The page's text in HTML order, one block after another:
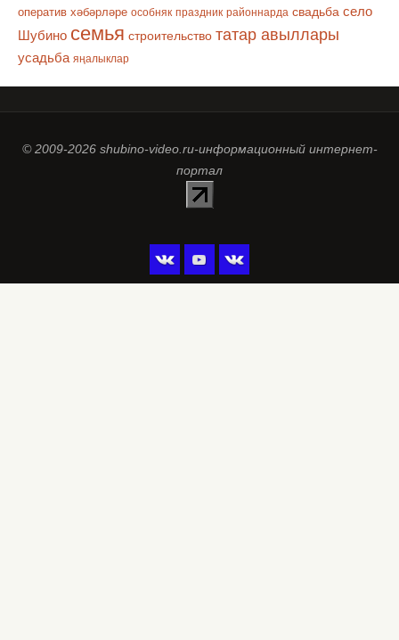
оператив хәбәрләре особняк праздник районнарда свадьба село
Шубино семья строительство татар авыллары
усадьба яңалыклар
© 2009-2026 shubino-video.ru-информационный интернет-
портал